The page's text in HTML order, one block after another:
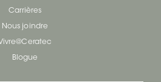
Carrières
Nous joindre
Blogue